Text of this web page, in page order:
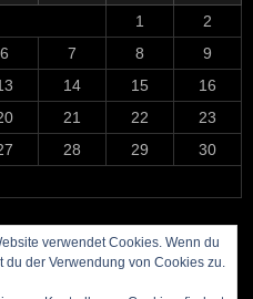
1
2
6 7 8
9
14 15
16
21 22
23
28 29
30
verwendet Cookies. Wenn du
du der Verwendung von Cookies zu.